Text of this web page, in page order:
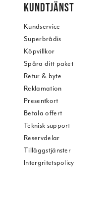
KUNDTJÄNST
Kundservice
Superbrådis
Köpvillkor
Spåra ditt paket
Retur & byte
Reklamation
Presentkort
Betala offert
Teknisk support
Reservdelar
Tilläggstjänster
Intergritetspolicy